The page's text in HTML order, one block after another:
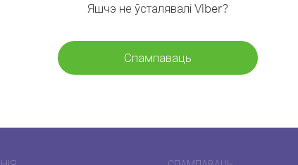
Яшчэ не ўсталявалі Viber?
Спампаваць